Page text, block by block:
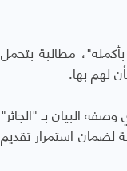
مطالبة بتحمل
لهم بها.
البيان بـ "الجائر"
لضمان استمرار تقديم